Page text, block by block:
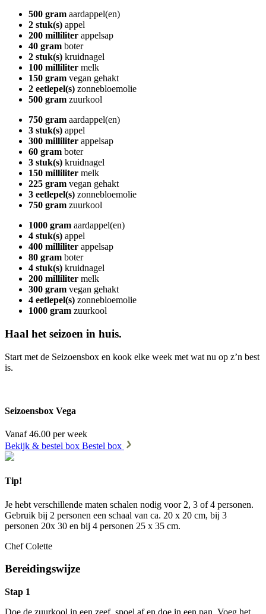
500 gram aardappel(en)
2 stuk(s) appel
200 milliliter appelsap
40 gram boter
2 stuk(s) kruidnagel
100 milliliter melk
150 gram vegan gehakt
2 eetlepel(s) zonnebloemolie
500 gram zuurkool
750 gram aardappel(en)
3 stuk(s) appel
300 milliliter appelsap
60 gram boter
3 stuk(s) kruidnagel
150 milliliter melk
225 gram vegan gehakt
3 eetlepel(s) zonnebloemolie
750 gram zuurkool
1000 gram aardappel(en)
4 stuk(s) appel
400 milliliter appelsap
80 gram boter
4 stuk(s) kruidnagel
200 milliliter melk
300 gram vegan gehakt
4 eetlepel(s) zonnebloemolie
1000 gram zuurkool
Haal het seizoen in huis.
Start met de Seizoensbox en kook elke week met wat nu op z’n best
is.
Seizoensbox Vega
Vanaf 46.00 per week
Bekijk & bestel box Bestel box
Tip!
Je hebt verschillende maten schalen nodig voor 2, 3 of 4 personen.
Gebruik bij 2 personen een schaal van ca. 20 x 20 cm, bij 3
personen 20x 30 en bij 4 personen 25 x 35 cm.
Chef Colette
Bereidingswijze
Stap 1